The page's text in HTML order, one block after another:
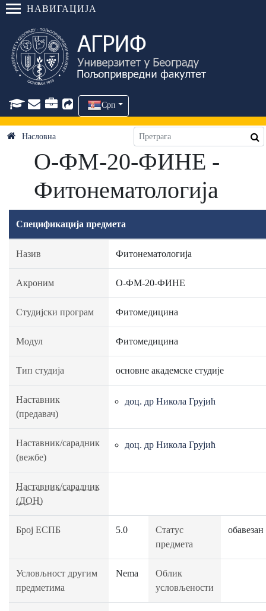
НАВИГАЦИЈА
Срп
Насловна
О-ФМ-20-ФИНЕ -
Фитонематологија
Спецификација предмета
Назив Фитонематологија
Акроним О-ФМ-20-ФИНЕ
Студијски програм Фитомедицина
Модул Фитомедицина
Тип студија основне академске студије
Наставник
(предавач)
доц. др Никола Грујић
Наставник/сарадник
(вежбе)
доц. др Никола Грујић
Наставник/сарадник
(ДОН)
Број ЕСПБ 5.0
Статус
предмета
обавезан
Условљност другим
предметима
Nema
Облик
условљености